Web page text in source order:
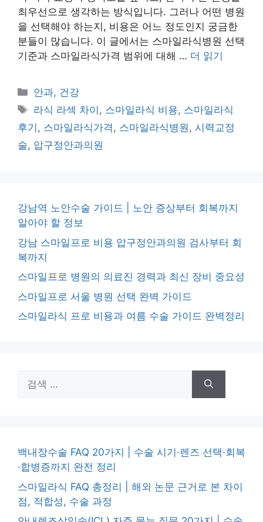
최우선으로 생각하는 방식입니다. 그러나 어떤 병원
을 선택해야 하는지, 비용은 어느 정도인지 궁금한
분들이 많습니다. 이 글에서는 스마일라식병원 선택
기준과 스마일라식가격 범위에 대해 … 더 읽기
카
테
리
안과, 건강
태
그
라식 라섹 차이 , 스마일라식 비용, 스마일라식
후기 , 스마일라식가격, 스마일라식병원, 시력교정
술, 압구정안과의원
강남역 노안수술 가이드 | 노안 증상부터 회복까지
알아야 할 정보
강남 스마일프로 비용 압구정안과의원 검사부터 회
복까지
스마일프로 병원의 의료진 경력과 최신 장비 중요성
스마일프로 서울 병원 선택 완벽 가이드
스마일라식 프로 비용과 여름 수술 가이드 완벽정리
색:
백내장수술 FAQ 20가지 | 수술 시기·렌즈 선택·회복
·합병증까지 완전 정리
스마일라식 FAQ 총정리 | 해외 논문 근거로 본 차이
점, 적합성, 수술 과정